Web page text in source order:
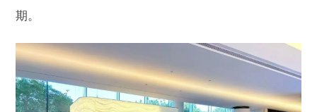
期。